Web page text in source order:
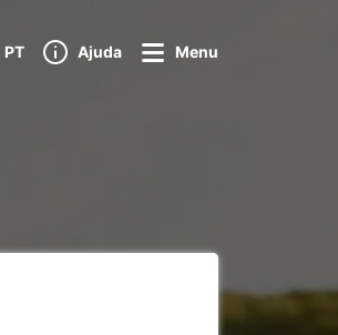
PT Ajuda Menu